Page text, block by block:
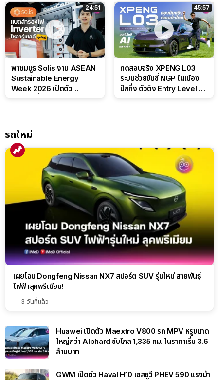
24:51
พาชมบูธ Solis งาน ASEAN
Sustainable Energy
Week 2026 เปิดตัว
45:57
ทดสอบจริง XPENG L03
ระบบช่วยขับขี่ NGP ในเมือง
ปักกิ่ง ตัวตึง Entry Level ที่
รถใหม่
เผยโฉม Dongfeng Nissan NX7 สปอร์ต SUV รุ่นใหม่ สายพันธุ์
ไฟฟ้าลุคพรีเมียม!
3 วันที่แล้ว
Huawei เปิดตัว Maextro V800 รถ MPV หรูขนาด
ใหญ่กว่า Alphard ขับไกล 1,335 กม. ในราคาเริ่ม 3.6
ล้านบาท
GWM เปิดตัว Haval H10 เอสยูวี PHEV 590 แรงม้า